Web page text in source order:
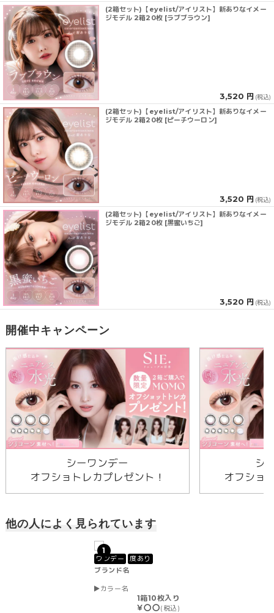
(2箱セット)【eyelist/アイリスト】新ありなイメー
ジモデル 2箱20枚 [ラブブラウン]
3,520 円 (税込)
(2箱セット)【eyelist/アイリスト】新ありなイメー
ジモデル 2箱20枚 [ピーチウーロン]
3,520 円 (税込)
(2箱セット)【eyelist/アイリスト】新ありなイメー
ジモデル 2箱20枚 [黒蜜いちご]
3,520 円 (税込)
開催中キャンペーン
シーワンデー
オフショトレカプレゼント！
シ
オフショ
他の人によく見られています
1
ワンデー
度あり
ブランド名
カラー名
1箱10枚入り
￥〇〇(税込)